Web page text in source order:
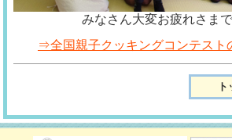
みなさん大変お疲れさまで
⇒全国親子クッキングコンテスト